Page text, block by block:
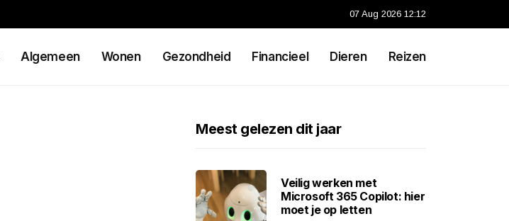
07 Aug 2026 12:12
Algemeen Wonen Gezondheid Financieel Dieren Reizen
Meest gelezen dit jaar
Veilig werken met
Microsoft 365 Copilot: hier
moet je op letten